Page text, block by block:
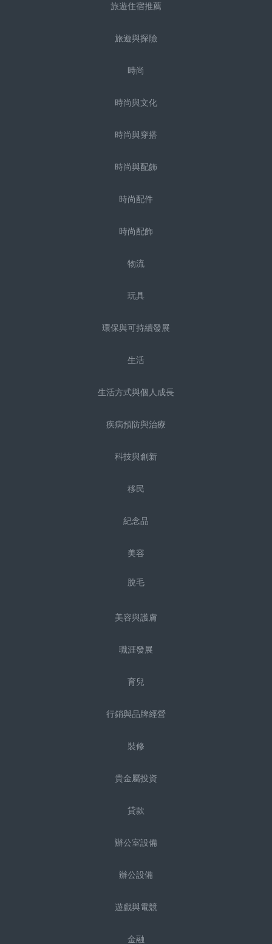
旅遊住宿推薦
旅遊與探險
時尚
時尚與文化
時尚與穿搭
時尚與配飾
時尚配件
時尚配飾
物流
玩具
環保與可持續發展
生活
生活方式與個人成長
疾病預防與治療
科技與創新
移民
紀念品
美容
脫毛
美容與護膚
職涯發展
育兒
行銷與品牌經營
裝修
貴金屬投資
貸款
辦公室設備
辦公設備
遊戲與電競
金融